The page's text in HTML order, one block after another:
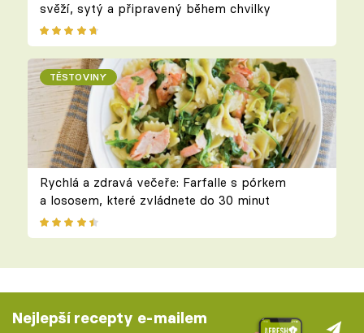
svěží, sytý a připravený během chvilky
TĚSTOVINY
Rychlá a zdravá večeře: Farfalle s pórkem
a lososem, které zvládnete do 30 minut
Nejlepší recepty e-mailem